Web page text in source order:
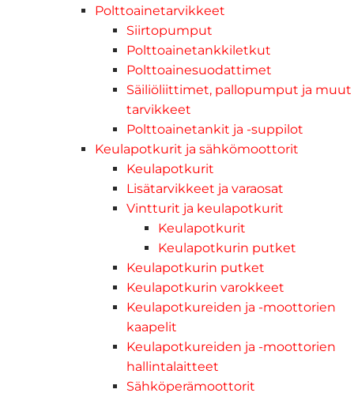
Polttoainetarvikkeet
Siirtopumput
Polttoainetankkiletkut
Polttoainesuodattimet
Säiliöliittimet, pallopumput ja muut
tarvikkeet
Polttoainetankit ja -suppilot
Keulapotkurit ja sähkömoottorit
Keulapotkurit
Lisätarvikkeet ja varaosat
Vintturit ja keulapotkurit
Keulapotkurit
Keulapotkurin putket
Keulapotkurin putket
Keulapotkurin varokkeet
Keulapotkureiden ja -moottorien
kaapelit
Keulapotkureiden ja -moottorien
hallintalaitteet
Sähköperämoottorit